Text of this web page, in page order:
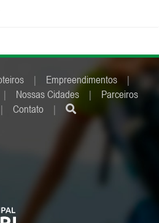
| Empreendimentos
|
| Nossas Cidades |
Parceiros
| Contato |